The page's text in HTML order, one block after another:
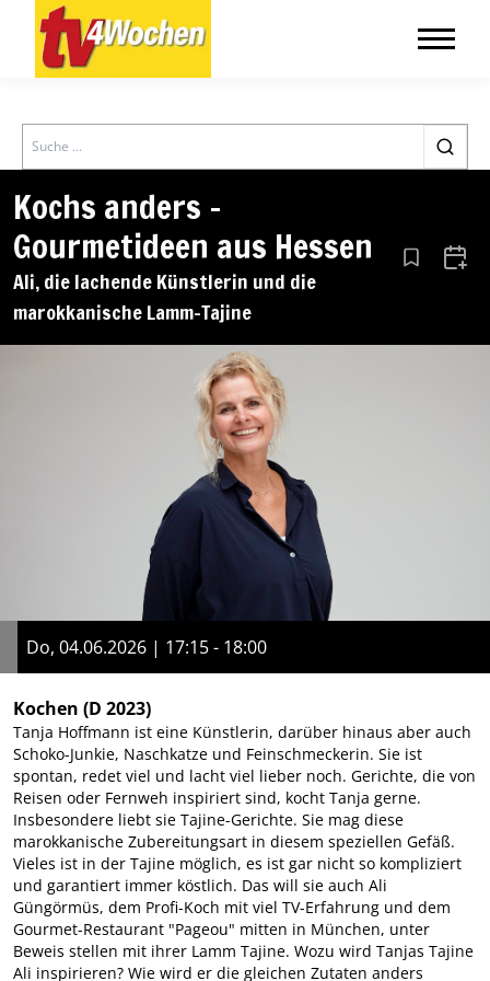
Search
Kochs anders –
Gourmetideen aus Hessen
Ali, die lachende Künstlerin und die
marokkanische Lamm-Tajine
Aus den
Do, 04.06.2026 | 17:15 - 18:00
Kochen (D 2023)
Tanja Hoffmann ist eine Künstlerin, darüber hinaus aber auch
Schoko-Junkie, Naschkatze und Feinschmeckerin. Sie ist
spontan, redet viel und lacht viel lieber noch. Gerichte, die von
Reisen oder Fernweh inspiriert sind, kocht Tanja gerne.
Insbesondere liebt sie Tajine-Gerichte. Sie mag diese
marokkanische Zubereitungsart in diesem speziellen Gefäß.
Vieles ist in der Tajine möglich, es ist gar nicht so kompliziert
und garantiert immer köstlich. Das will sie auch Ali
Güngörmüs, dem Profi-Koch mit viel TV-Erfahrung und dem
Gourmet-Restaurant "Pageou" mitten in München, unter
Beweis stellen mit ihrer Lamm Tajine. Wozu wird Tanjas Tajine
Ali inspirieren? Wie wird er die gleichen Zutaten anders